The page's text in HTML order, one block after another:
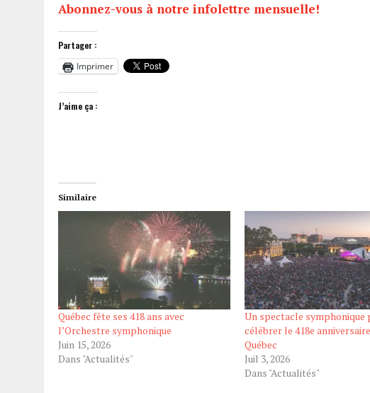
Abonnez-vous à notre infolettre mensuelle!
Partager :
Imprimer
J’aime ça :
Similaire
Québec fête ses 418 ans avec
l’Orchestre symphonique
Juin 15, 2026
Dans "Actualités"
Un spectacle symphonique
célébrer le 418e
Québec
Juil 3, 2026
Dans "Actualités"